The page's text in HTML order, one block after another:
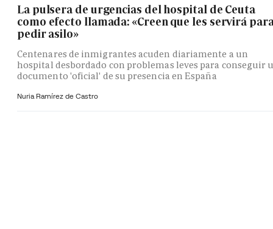
La pulsera de urgencias del hospital de Ceuta
como efecto llamada: «Creen que les servirá
pedir asilo»
Centenares de inmigrantes acuden diariamente a un
hospital desbordado con problemas leves para conseguir
documento 'oficial' de su presencia en España
Nuria Ramírez de Castro